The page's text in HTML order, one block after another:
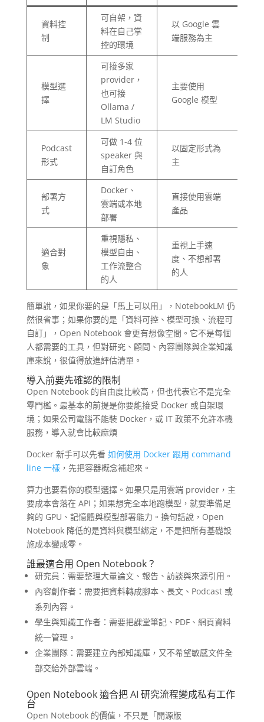
資料控
制
可自架，資
料在自己掌
控的環境
以 Google 雲
端服務為主
模型選
擇
可接多家
provider，
也可接
Ollama /
LM Studio
主要使用
Google 模型
Podcast
形式
可做 1-4 位
speaker 與
自訂角色
以固定形式為
主
部署方
式
Docker、
雲端或本地
部署
直接使用雲端
產品
適合對
象
重視隱私、
模型自由、
工作流整合
的人
重視上手速
度、不想部署
的人
簡單說，如果你要的是「馬上可以用」，NotebookLM 仍
然很省事；如果你要的是「資料可控、模型可換、流程可
自訂」，Open Notebook 會更有想像空間。它不是每個
人都需要的工具，但對研究、顧問、內容團隊與企業知識
庫來說，很值得放進評估清單。
導入前要先確認的限制
Open Notebook 的自由度比較高，但也代表它不是完全
零門檻。最基本的前提是你要能接受 Docker 或自架環
境；如果公司電腦不能裝 Docker，或 IT 政策不允許本機
服務，導入就會比較麻煩
Docker 新手可以先看 如何使用 Docker 跟用 command
line 一樣，先把容器概念補起來。
算力也要看你的模型選擇。如果只是用雲端 provider，主
要成本會落在 API；如果想完全本地跑模型，就要準備足
夠的 GPU、記憶體與模型部署能力。換句話說，Open
Notebook 降低的是資料與模型綁定，不是把所有基礎設
施成本變成零。
誰最適合用 Open Notebook？
研究員：需要整理大量論文、報告、訪談與來源引用。
內容創作者：需要把資料轉成腳本、長文、Podcast 或
系列內容。
學生與知識工作者：需要把課堂筆記、PDF、網頁資料
統一管理。
企業團隊：需要建立內部知識庫，又不希望敏感文件全
部交給外部雲端。
Open Notebook 適合把 AI 研究流程變成私有工作
台
Open Notebook 的價值，不只是「開源版